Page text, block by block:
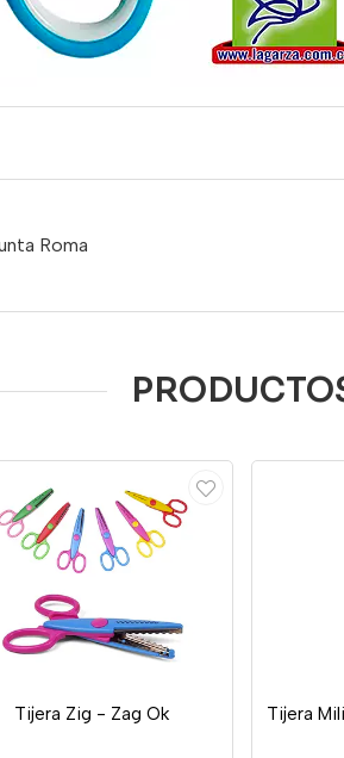
Roma
Tijera Zig - Zag Ok
Tijera